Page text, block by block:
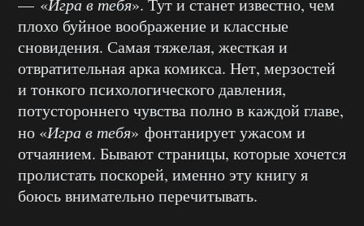
— «Игра в тебя». Тут и станет известно, чем
плохо буйное воображение и классные
сновидения. Самая тяжелая, жесткая и
отвратительная арка комикса. Нет, мерзостей
и тонкого психологического давления,
потустороннего чувства полно в каждой главе,
но «Игра в тебя» фонтанирует ужасом и
отчаянием. Бывают страницы, которые хочется
пролистать поскорей, именно эту книгу я
боюсь внимательно перечитывать.